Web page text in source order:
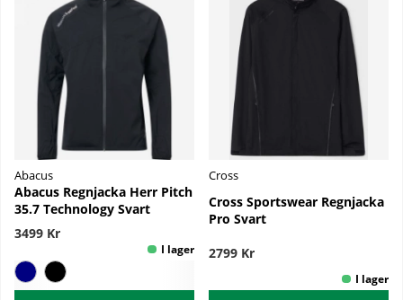
Abacus
Abacus Regnjacka Herr Pitch
35.7 Technology Svart
3499 Kr
Cross
Cross Sportswear Regnjacka
Pro Svart
2799 Kr